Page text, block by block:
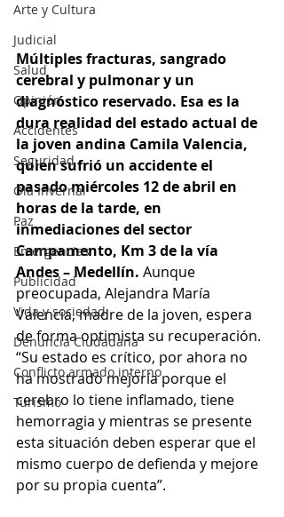
Arte y Cultura
Judicial
Salud
Opinión
Accidentes
Seguridad
Ola Invernal
Paz
Emergencias
Publicidad
Vida y sociedad
Denuncia Ciudadana
Conflicto armado interno
Turismo
Múltiples fracturas, sangrado
cerebral y pulmonar y un
diagnóstico reservado. Esa es la
dura realidad del estado actual de
la joven andina Camila Valencia,
quien sufrió un accidente el
pasado miércoles 12 de abril en
horas de la tarde, en
inmediaciones del sector
Campamento, Km 3 de la vía
Andes – Medellín. Aunque
preocupada, Alejandra María
Valencia, madre de la joven, espera
de forma optimista su recuperación.
“Su estado es crítico, por ahora no
ha mostrado mejoría porque el
cerebro lo tiene inflamado, tiene
hemorragia y mientras se presente
esta situación deben esperar que el
mismo cuerpo de defienda y mejore
por su propia cuenta”.